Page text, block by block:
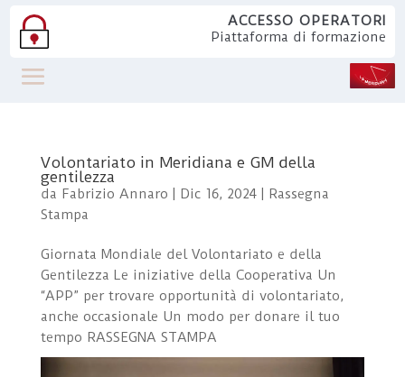
ACCESSO OPERATORI
Piattaforma di formazione
Volontariato in Meridiana e GM della
gentilezza
da Fabrizio Annaro Dic 16, 2024| Rassegna
Stampa
Giornata Mondiale del Volontariato e della
Gentilezza Le iniziative della Cooperativa Un
“APP” per trovare opportunità di volontariato,
anche occasionale Un modo per donare il tuo
tempo RASSEGNA STAMPA